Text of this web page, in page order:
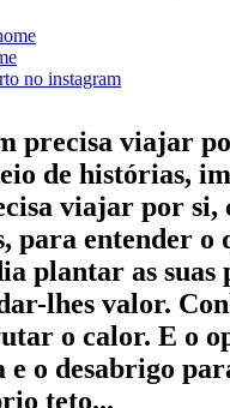
no instagram
precisa viajar
de histórias,
viajar por si,
para entender o
plantar as suas
lhes valor.
o calor. E o
e o desabrigo
teto...